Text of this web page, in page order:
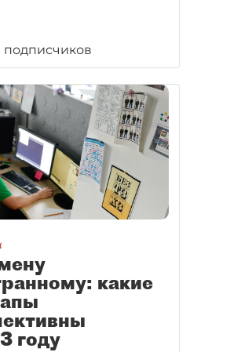
подписчиков
какие
году